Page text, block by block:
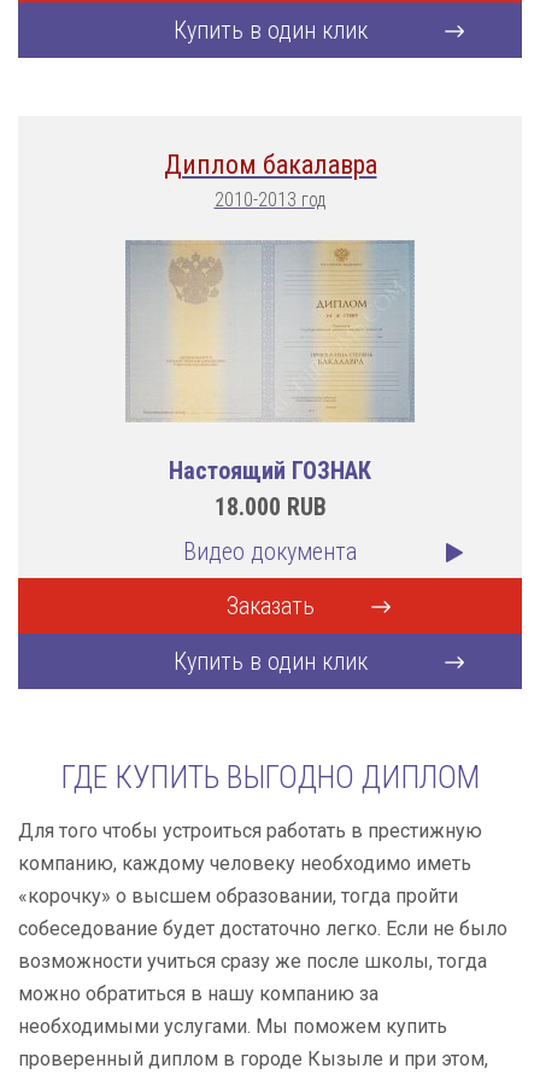
Купить в один клик
Диплом бакалавра
2010-2013 год
Настоящий ГОЗНАК
18.000 RUB
Видео документа
Заказать
Купить в один клик
ГДЕ КУПИТЬ ВЫГОДНО ДИПЛОМ
Для того чтобы устроиться работать в престижную
компанию, каждому человеку необходимо иметь
«корочку» о высшем образовании, тогда пройти
собеседование будет достаточно легко. Если не было
возможности учиться сразу же после школы, тогда
можно обратиться в нашу компанию за
необходимыми услугами. Мы поможем купить
проверенный диплом в городе Кызыле и при этом,